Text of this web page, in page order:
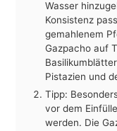
Wasser
Konsistenz
gemahlenem
Gazpacho auf
Pistazien und
Tipp:
vor dem
werden. Die